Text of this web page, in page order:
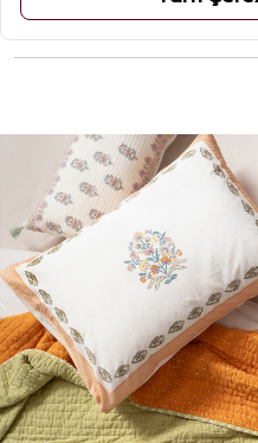
ÜRÜN YORUMLARI